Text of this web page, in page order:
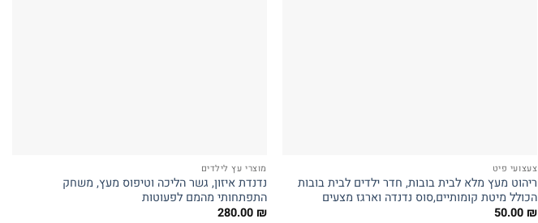
צעצועי פיט
ריהוט מעץ מלא לבית בובות, חדר ילדים לבית בובות
הכולל מיטת קומותיים,סוס נדנדה וארגז מצעים
50.00 ₪
מוצרי עץ לילדים
נדנדת איזון, גשר הליכה וטיפוס מעץ, משחק
התפתחותי מהמם לפעוטות
280.00 ₪